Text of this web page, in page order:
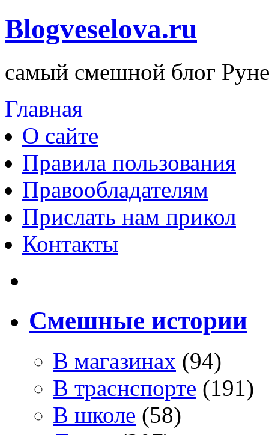
Blogveselova.ru
самый смешной блог
Главная
О сайте
Правила пользования
Правообладателям
Прислать нам прикол
Контакты
Смешные истории
В магазинах (94)
В траснспорте (191)
В школе (58)